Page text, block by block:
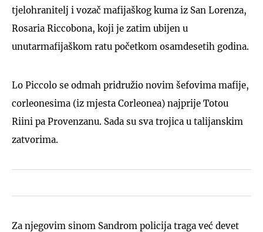
tjelohranitelj i vozač mafijaškog kuma iz San Lorenza,
Rosaria Riccobona, koji je zatim ubijen u
unutarmafijaškom ratu početkom osamdesetih godina.
Lo Piccolo se odmah pridružio novim šefovima mafije,
corleonesima (iz mjesta Corleonea) najprije Totou
Riini pa Provenzanu. Sada su sva trojica u talijanskim
zatvorima.
Za njegovim sinom Sandrom policija traga već devet